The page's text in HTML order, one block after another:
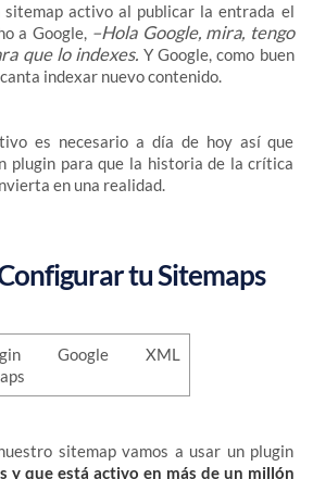
sitemap activo al publicar la entrada el
a Google, –Hola Google, mira, tengo
que lo indexes. Y Google, como buen
indexar nuevo contenido.
es necesario a día de hoy así que
plugin para que la historia de la crítica
en una realidad.
tu Sitemaps
sitemap vamos a usar un plugin
y que está activo en más de un millón